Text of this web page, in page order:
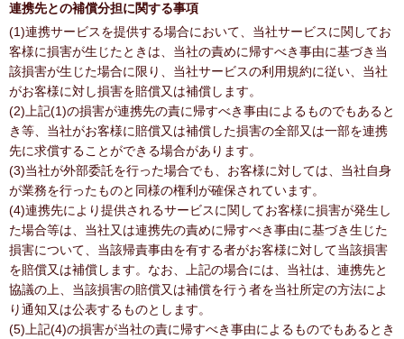
連携先との補償分担に関する事項
(1)連携サービスを提供する場合において、当社サービスに関してお
客様に損害が生じたときは、当社の責めに帰すべき事由に基づき当
該損害が生じた場合に限り、当社サービスの利用規約に従い、当社
がお客様に対し損害を賠償又は補償します。
(2)上記(1)の損害が連携先の責に帰すべき事由によるものでもあると
き等、当社がお客様に賠償又は補償した損害の全部又は一部を連携
先に求償することができる場合があります。
(3)当社が外部委託を行った場合でも、お客様に対しては、当社自身
が業務を行ったものと同様の権利が確保されています。
(4)連携先により提供されるサービスに関してお客様に損害が発生し
た場合等は、当社又は連携先の責めに帰すべき事由に基づき生じた
損害について、当該帰責事由を有する者がお客様に対して当該損害
を賠償又は補償します。なお、上記の場合には、当社は、連携先と
協議の上、当該損害の賠償又は補償を行う者を当社所定の方法によ
り通知又は公表するものとします。
(5)上記(4)の損害が当社の責に帰すべき事由によるものでもあるとき